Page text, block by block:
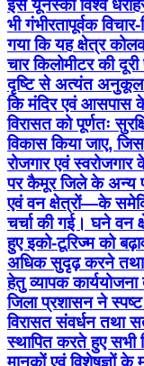
इसे यूनेस्को विश्व
भी गंभीरतापूर्वक
गया कि यह क्षेत्र
चार किलोमीटर की
दृष्टि से अत्यंत अनुकूल
कि मंदिर एवं आसपास के
विरासत को पूर्णतः
विकास किया जाए,
रोजगार एवं
पर कैमूर जिले के अन्य
एवं वन क्षेत्रों—के
चर्चा की गई। घने वन
हुए इको-टूरिज्म को
अधिक सुदृढ़ करने
हेतु व्यापक
जिला प्रशासन ने
विरासत संवर्धन तथा
स्थापित करते हुए सभी